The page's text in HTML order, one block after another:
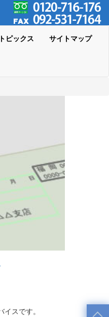
トピックス サイトマップ
スです。